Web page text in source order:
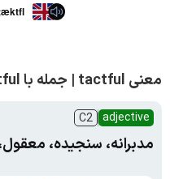
معنی tactful | جمله با tactful
adjective
C2
مدبرانه، سنجیده، معقول،